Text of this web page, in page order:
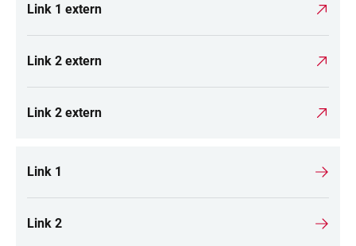
Link 1 extern
Link 2 extern
Link 2 extern
Link 1
Link 2